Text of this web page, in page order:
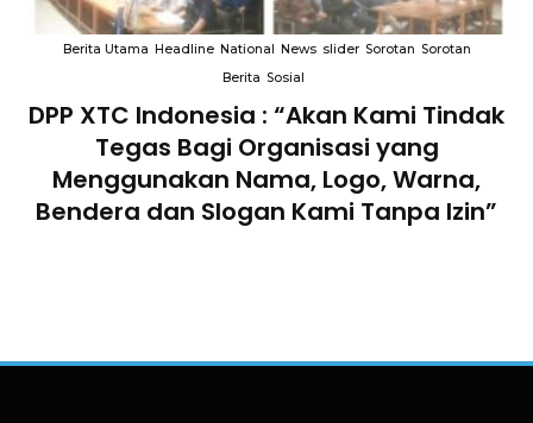
Berita Utama Headline National News slider Sorotan Sorotan
Berita Sosial
DPP XTC Indonesia : “Akan Kami Tindak
Tegas Bagi Organisasi yang
Menggunakan Nama, Logo, Warna,
Bendera dan Slogan Kami Tanpa Izin”